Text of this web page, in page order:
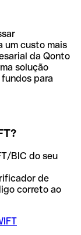
um custo mais
da Qonto
solução
para
BIC do seu
de
correto ao